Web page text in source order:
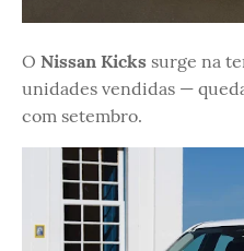
O Nissan Kicks surge na
unidades vendidas —
com setembro.